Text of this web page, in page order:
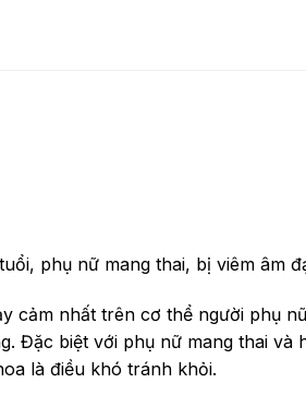
phụ nữ mang thai, bị viêm âm
cảm nhất trên cơ thể người phụ
Đặc biệt với phụ nữ mang thai và
là điều khó tránh khỏi.